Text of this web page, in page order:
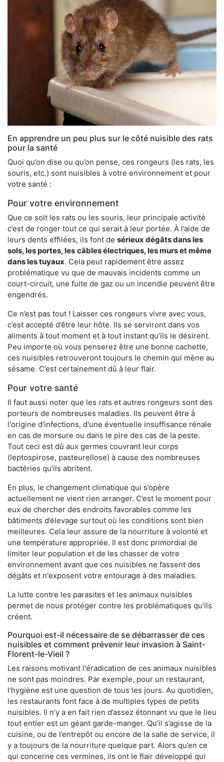
En apprendre un peu plus sur le côté nuisible des rats
pour la santé
Quoi qu’on dise ou qu’on pense, ces rongeurs (les rats, les
souris, etc.) sont nuisibles à votre environnement et pour
votre santé :
Pour votre environnement
Que ce soit les rats ou les souris, leur principale activité
c’est de ronger tout ce qui serait à leur portée. À l’aide de
leurs dents effilées, ils font de sérieux dégâts dans les
sols, les portes, les câbles électriques, les murs et même
dans les tuyaux. Cela peut rapidement être assez
problématique vu que de mauvais incidents comme un
court-circuit, une fuite de gaz ou un incendie peuvent être
engendrés.
Ce n’est pas tout ! Laisser ces rongeurs vivre avec vous,
c’est accepté d’être leur hôte. Ils se serviront dans vos
aliments à tout moment et à tout instant qu’ils le désirent.
Peu importe où vous penserez être une bonne cachette,
ces nuisibles retrouveront toujours le chemin qui mène au
sésame. C’est certainement dû à leur flair.
Pour votre santé
Il faut aussi noter que les rats et autres rongeurs sont des
porteurs de nombreuses maladies. Ils peuvent être à
l'origine d'infections, d'une éventuelle insuffisance rénale
en cas de morsure ou dans le pire des cas de la peste.
Tout ceci est dû aux germes couvrant leur corps
(leptospirose, pasteurellose) à cause des nombreuses
bactéries qu’ils abritent.
En plus, le changement climatique qui s’opère
actuellement ne vient rien arranger. C’est le moment pour
eux de chercher des endroits favorables comme les
bâtiments d’élevage surtout où les conditions sont bien
meilleures. Cela leur assure de la nourriture à volonté et
une température appropriée. Il est donc primordial de
limiter leur population et de les chasser de votre
environnement avant que ces nuisibles ne fassent des
dégâts et n'exposent votre entourage à des maladies.
La lutte contre les parasites et les animaux nuisibles
permet de nous protéger contre les problématiques qu'ils
créent.
Pourquoi est-il nécessaire de se débarrasser de ces
nuisibles et comment prévenir leur invasion à Saint-
Florent-le-Vieil ?
Les raisons motivant l'éradication de ces animaux nuisibles
ne sont pas moindres. Par exemple, pour un restaurant,
l’hygiène est une question de tous les jours. Au quotidien,
les restaurants font face à de multiples types de petits
nuisibles. Il n’y a en fait rien d’assez étonnant vu que le lieu
tout entier est un géant garde-manger. Qu’il s’agisse de la
cuisine, ou de l’entrepôt ou encore de la salle de service, il
y a toujours de la nourriture quelque part. Alors qu’en ce
qui concerne ces vermines, ils ont le flair développé qui